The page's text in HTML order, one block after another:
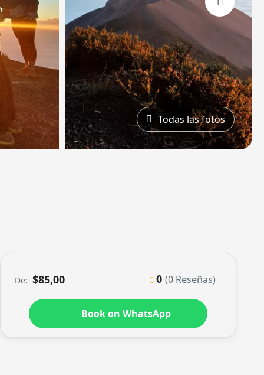
Todas las fotos
De: $85,00 0 (0 Reseñas)
Book on WhatsApp